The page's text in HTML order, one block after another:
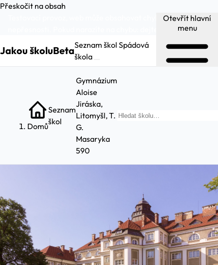
Přeskočit na obsah
Testovací provoz, web může obsahovat chyby a
dejte nám vědět.
Jakou školuBetaSeznam škol Spádová
škola
Otevřít hlavní
menu
Domů
Seznam
škol
Gymnázium
Aloise
Jiráska,
Litomyšl, T.
G.
Masaryka
590